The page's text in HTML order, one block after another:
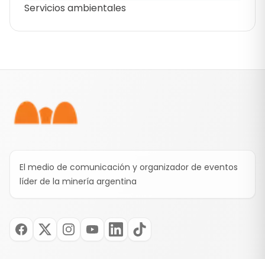
Servicios ambientales
El medio de comunicación y organizador de eventos
líder de la minería argentina